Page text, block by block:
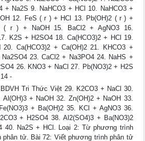
+ Na2S 9. NaHCO3 + HCl 10. NaHCO3 +
12. FeS ( r ) + HCl 13. Pb(OH)2 ( r ) +
( r ) + NaOH 15. BaCl2 + AgNO3 16.
K2S + H2SO4 18. Ca(HCO3)2 + HCl 19.
20. Ca(HCO3)2 + Ca(OH)2 21. KHCO3 +
23. CaCl2 + Na3PO4 24. NaHS +
26. KNO3 + NaCl 27. Pb(NO3)2 + H2S
-
Tri Thức Việt 29. K2CO3 + NaCl 30.
+ NaOH 32. Zn(OH)2 + NaOH 33.
+ Ba(OH)2 35. KCl + AgNO3 36.
+ H2SO4 38. Al2(SO4)3 + Ba(NO3)2
40. Na2S + HCl. Loại 2: Từ phương trình
phân tử. Bài 72: Viết phương trình phân tử